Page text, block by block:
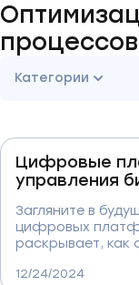
процессов
Категории
Цифровые
управления
Загляните в
цифровых
раскрывает, как
снижая издержки
12/24/2024